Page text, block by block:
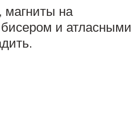
магниты на
и атласными